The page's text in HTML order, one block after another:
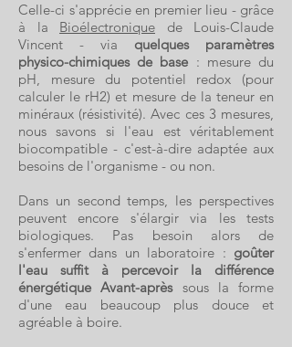
Celle-ci s'apprécie en premier lieu - grâce
à la Bioélectronique de Louis-Claude
Vincent - via quelques paramètres
physico-chimiques de base : mesure du
pH, mesure du potentiel redox (pour
calculer le rH2) et mesure de la teneur en
minéraux (résistivité). Avec ces 3 mesures,
nous savons si l'eau est véritablement
biocompatible - c'est-à-dire adaptée aux
besoins de l'organisme - ou non.
Dans un second temps, les perspectives
peuvent encore s'élargir via les tests
biologiques. Pas besoin alors de
s'enfermer dans un laboratoire : goûter
l'eau suffit à percevoir la différence
énergétique Avant-aprèssous la forme
d'une eau beaucoup plus douce et
agréable à boire.